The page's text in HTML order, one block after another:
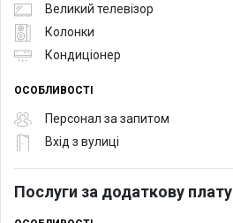
Великий телевізор
Колонки
Кондиціонер
ОСОБЛИВОСТІ
Персонал за запитом
Вхід з вулиці
Послуги за додаткову плату